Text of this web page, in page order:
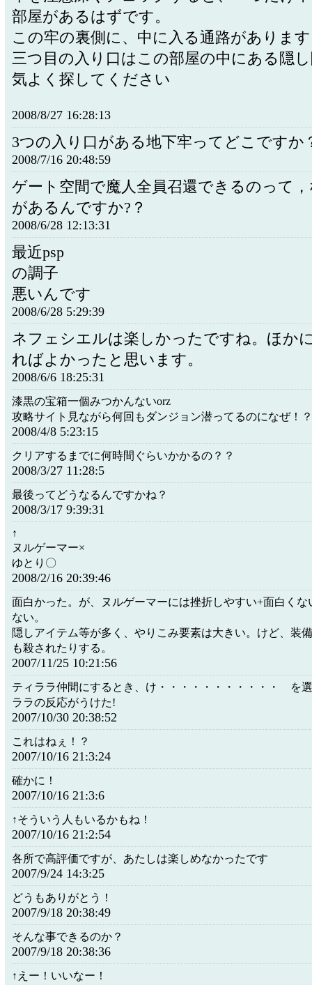
部屋があるはずです。
この牢の裏側に、中に入る通路がありま
三つ目の入り口はこの部屋の中にある隠
気よく探してください
2008/8/27 16:28:13
3つの入り口がある地下牢ってどこですか
2008/7/16 20:48:59
ゲート空間で魔人全員召還できるのって
があるんですか?？
2008/6/28 12:13:31
最近psp
の調子
悪いんです
2008/6/28 5:29:39
ネフェシエルは楽しかったですね。ほか
ればよかったと思います。
2008/6/6 18:25:31
漆黒の宝箱一個みつかんないorz
攻略サイト見ながら何回もダンジョン潜ってるのになぜ！？
2008/4/8 5:23:15
クリアするまでに何時間ぐらいかかるの？？
2008/3/27 11:28:5
最後ってどうなるんですかね？
2008/3/17 9:39:31
↑
ヌルゲーマー×
ゆとり〇
2008/2/16 20:39:46
面白かった。が、ヌルゲーマーには挫折しやすい+面白くな
ない。
隠しアイテム等が多く、やりこみ要素は大きい。けど、装
も殺されたりする。
2007/11/25 10:21:56
ティララ仲間にするとき、け・・・・・・・・・・・ を
ララの反応がうけた!
2007/10/30 20:38:52
これはねぇ！？
2007/10/16 21:3:24
確かに！
2007/10/16 21:3:6
↑そういう人もいるかもね！
2007/10/16 21:2:54
各所で高評価ですが、あたしは楽しめなかったです
2007/9/24 14:3:25
どうもありがとう！
2007/9/18 20:38:49
そんな事できるのか？
2007/9/18 20:38:36
↑えー！いいなー！